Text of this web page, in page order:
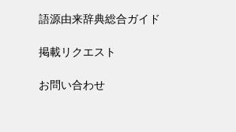
語源由来辞典総合ガイド
掲載リクエスト
お問い合わせ